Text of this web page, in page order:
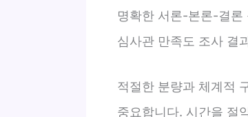
명확한 서론-본론-결론
심사관 만족도 조사 결
적절한 분량과 체계적
중요합니다. 시간을 절